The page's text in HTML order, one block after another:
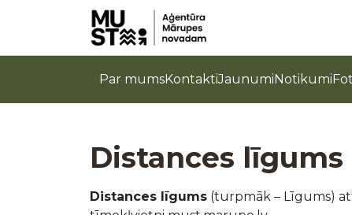
Par mumsKontaktiJaunumiNotikumi
Distances līgums
Distances līgums (turpmāk – Līgums)